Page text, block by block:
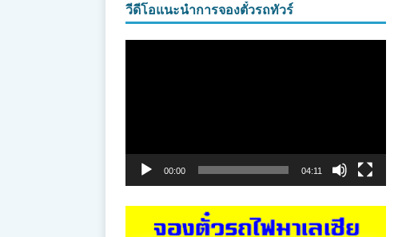
วีดีโอแนะนำการจองตั๋วรถทัวร์
00:00 04:11